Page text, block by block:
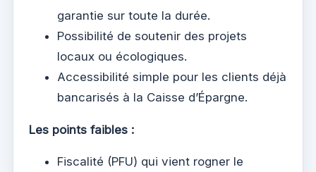
garantie sur toute la durée.
Possibilité de soutenir des projets
locaux ou écologiques.
Accessibilité simple pour les clients déjà
bancarisés à la Caisse d’Épargne.
Les points faibles :
Fiscalité (PFU) qui vient rogner le